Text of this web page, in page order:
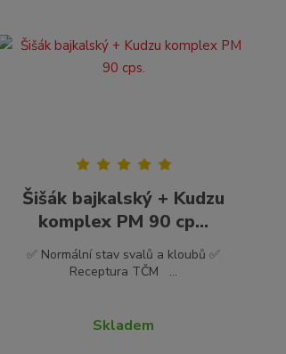
Šišák bajkalský + Kudzu
komplex PM 90 cp...
✅ Normální stav svalů a kloubů ✅
Receptura TČM ...
Skladem